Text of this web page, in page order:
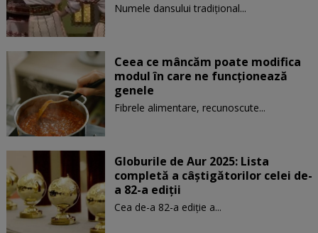
Numele dansului tradițional...
Ceea ce mâncăm poate modifica
modul în care ne funcţionează
genele
Fibrele alimentare, recunoscute...
Globurile de Aur 2025: Lista
completă a câștigătorilor celei de-
a 82-a ediții
Cea de-a 82-a ediție a...